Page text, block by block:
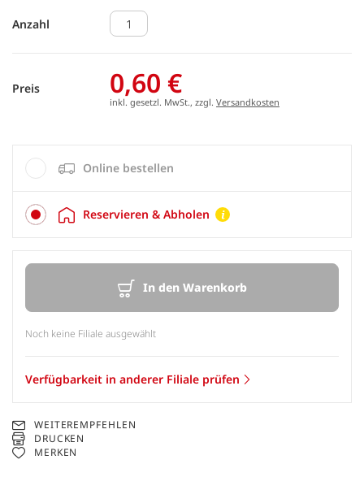
Anzahl
Preis 0,60 €
inkl. gesetzl. MwSt., zzgl. Versandkosten
Online bestellen
Reservieren & Abholen
In den Warenkorb
Noch keine Filiale ausgewählt
Verfügbarkeit in anderer Filiale prüfen
WEITEREMPFEHLEN
DRUCKEN
MERKEN